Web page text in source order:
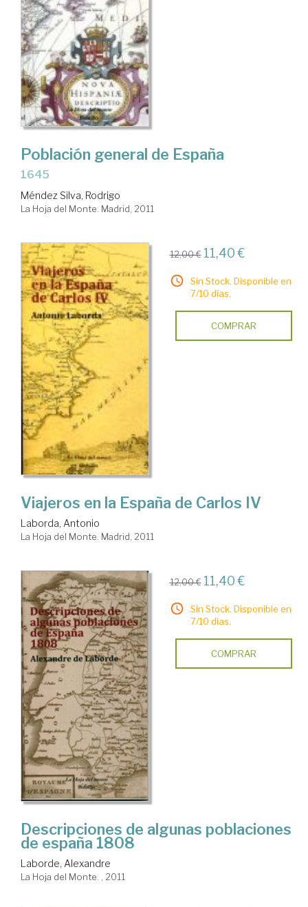
Población general de España
1645
Méndez Silva, Rodrigo
La Hoja del Monte. Madrid, 2011
12,00 € 11,40 €
Sin Stock. Disponible en
7/10 días.
COMPRAR
Viajeros en la España de Carlos IV
Laborda, Antonio
La Hoja del Monte. Madrid, 2011
12,00 € 11,40 €
Sin Stock. Disponible en
7/10 días.
COMPRAR
Descripciones de algunas poblaciones
de españa 1808
Laborde, Alexandre
La Hoja del Monte. , 2011